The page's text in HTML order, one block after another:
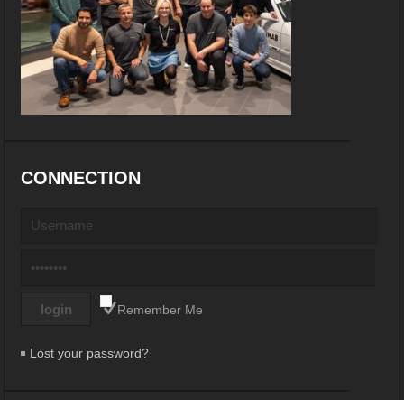
CONNECTION
Remember Me
Lost your password?